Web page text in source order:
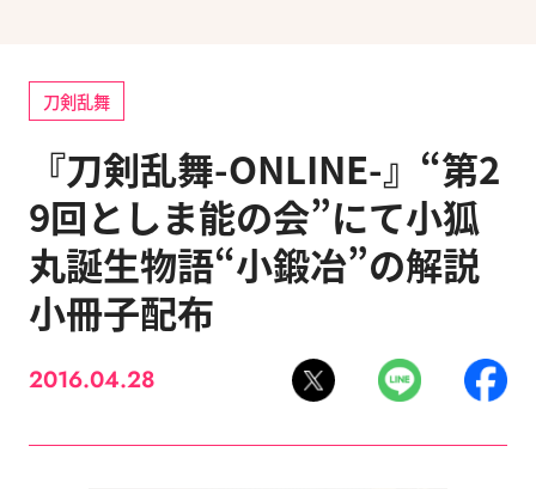
刀剣乱舞
『刀剣乱舞-ONLINE-』“第2
9回としま能の会”にて小狐
丸誕生物語“小鍛冶”の解説
小冊子配布
2016.04.28